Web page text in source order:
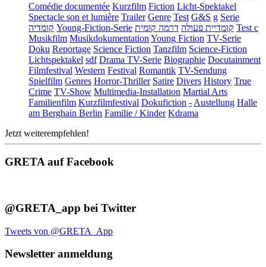
Comédie documentée Kurzfilm Fiction Licht-Spektakel
Spectacle son et lumière Trailer Genre Test G&S g Serie
קומדיה Young-Fiction-Serie קומדיית פעולה דרמה קומית
Test c
Musikfilm Musikdokumentation Young Fiction TV-Serie
Doku Reportage Science Fiction Tanzfilm Science-Fiction
Lichtspektakel sdf Drama TV-Serie Biographie Docutainment
Filmfestival Western Festival Romantik TV-Sendung
Spielfilm Genres Horror-Thriller Satire Divers History True
Crime TV-Show Multimedia-Installation Martial Arts
Familienfilm Kurzfilmfestival Dokufiction - Austellung Halle
am Berghain Berlin Familie / Kinder Kdrama
Jetzt weiterempfehlen!
GRETA auf Facebook
@GRETA_app bei Twitter
Tweets von @GRETA_App
Newsletter anmeldung